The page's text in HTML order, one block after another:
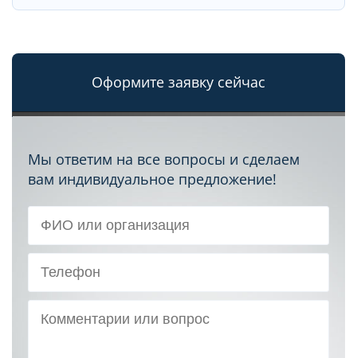
Оформите заявку сейчас
Мы ответим на все вопросы и сделаем
вам индивидуальное предложение!